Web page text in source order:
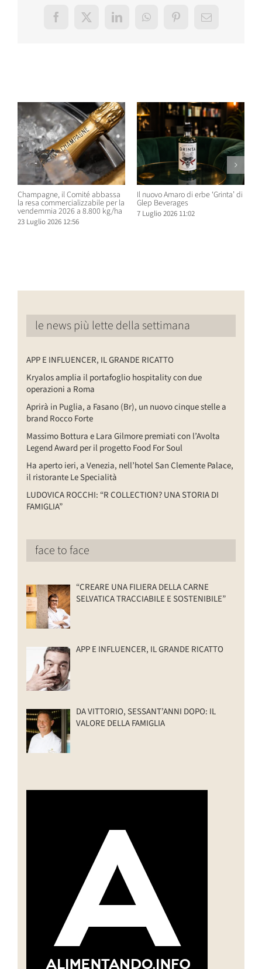
Facebook
X LinkedInWhatsAppPinterestEmail
Champagne, il Comité abbassa
la resa commercializzabile per la
vendemmia 2026 a 8.800 kg/ha
23 Luglio 2026 12:56
Il nuovo Amaro di erbe ‘Grinta’ di
Glep Beverages
7 Luglio 2026 11:02
le news più lette della settimana
APP E INFLUENCER, IL GRANDE RICATTO
Kryalos amplia il portafoglio hospitality con due
operazioni a Roma
Aprirà in Puglia, a Fasano (Br), un nuovo cinque stelle a
brand Rocco Forte
Massimo Bottura e Lara Gilmore premiati con l’Avolta
Legend Award per il progetto Food For Soul
Ha aperto ieri, a Venezia, nell’hotel San Clemente Palace,
il ristorante Le Specialità
LUDOVICA ROCCHI: “R COLLECTION? UNA STORIA DI
FAMIGLIA”
face to face
“CREARE UNA FILIERA DELLA CARNE
SELVATICA TRACCIABILE E SOSTENIBILE”
APP E INFLUENCER, IL GRANDE RICATTO
DA VITTORIO, SESSANT’ANNI DOPO: IL
VALORE DELLA FAMIGLIA